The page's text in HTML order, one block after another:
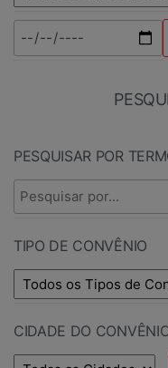
PESQUISAR POR
TIPO DE CONVÊNIO
CIDADE DO